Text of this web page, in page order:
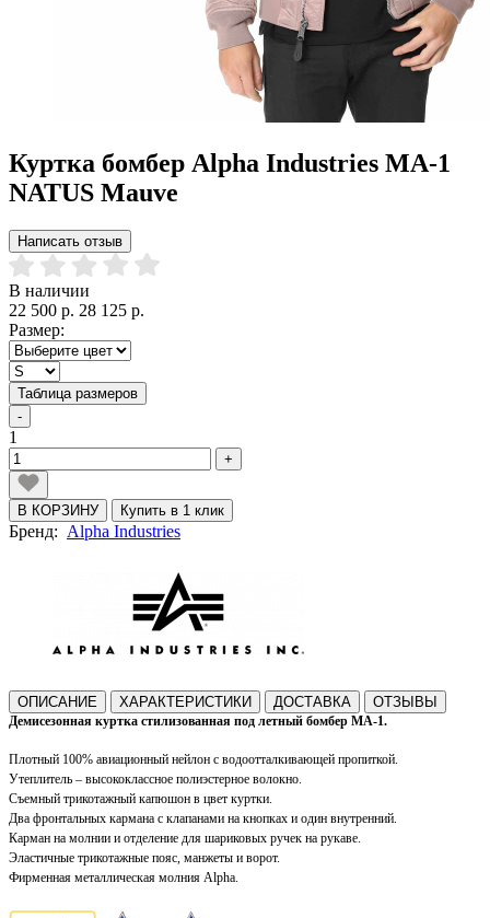
Куртка бомбер Alpha Industries MA-1
NATUS Mauve
Написать отзыв
В наличии
22 500 р. 28 125 р.
Размер:
Таблица размеров
-
1
+
В КОРЗИНУ Купить в 1 клик
Бренд: Alpha Industries
ОПИСАНИЕ ХАРАКТЕРИСТИКИ ДОСТАВКА ОТЗЫВЫ
Демисезонная куртка стилизованная под летный бомбер МА-1.
Плотный 100% авиационный нейлон с водоотталкивающей пропиткой.
Утеплитель – высококлассное полиэстерное волокно.
Съемный трикотажный капюшон в цвет куртки.
Два фронтальных кармана с клапанами на кнопках и один внутренний.
Карман на молнии и отделение для шариковых ручек на рукаве.
Эластичные трикотажные пояс, манжеты и ворот.
Фирменная металлическая молния Alpha.